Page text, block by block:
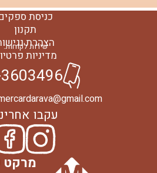
כניסת
תקנון
הצהרת
מדיניות
שירות לקוחות:
עקבו
מרקט